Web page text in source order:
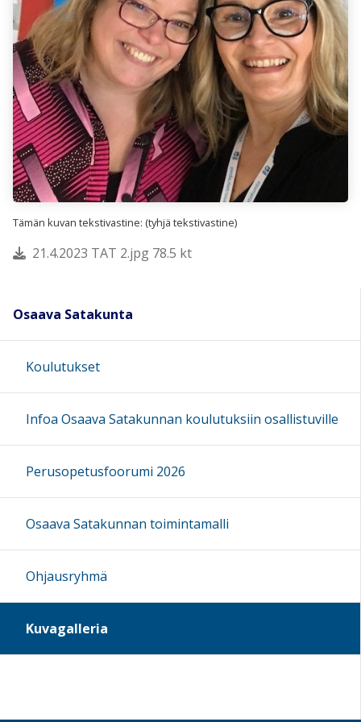
Tämän kuvan tekstivastine: (tyhjä tekstivastine)
21.4.2023 TAT 2.jpg 78.5 kt
Osaava Satakunta
Koulutukset
Infoa Osaava Satakunnan koulutuksiin osallistuville
Perusopetusfoorumi 2026
Osaava Satakunnan toimintamalli
Ohjausryhmä
Kuvagalleria